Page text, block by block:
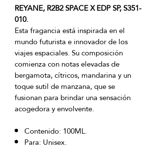
REYANE, R2B2 SPACE X EDP SP, S351-
010.
Esta fragancia está inspirada en el
mundo futurista e innovador de los
viajes espaciales. Su composición
comienza con notas elevadas de
bergamota, cítricos, mandarina y un
toque sutil de manzana, que se
fusionan para brindar una sensación
acogedora y envolvente.
Contenido: 100ML.
Para: Unisex.